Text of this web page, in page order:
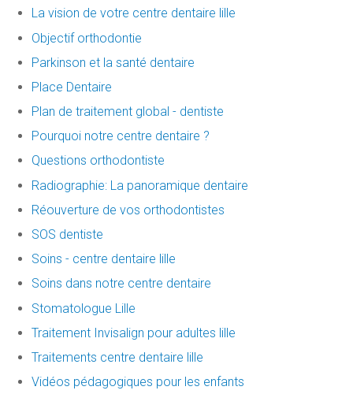
La vision de votre centre dentaire lille
Objectif orthodontie
Parkinson et la santé dentaire
Place Dentaire
Plan de traitement global - dentiste
Pourquoi notre centre dentaire ?
Questions orthodontiste
Radiographie: La panoramique dentaire
Réouverture de vos orthodontistes
SOS dentiste
Soins - centre dentaire lille
Soins dans notre centre dentaire
Stomatologue Lille
Traitement Invisalign pour adultes lille
Traitements centre dentaire lille
Vidéos pédagogiques pour les enfants